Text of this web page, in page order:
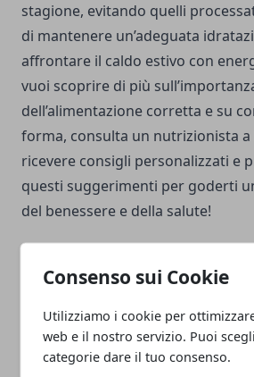
Consenso sui Cookie
Utilizziamo i cookie per
web e il nostro servizio. Puoi
categorie dare il tuo consenso.
stagione, evitando quelli
di mantenere un’adeguata
affrontare il caldo estivo con
vuoi scoprire di più
dell’alimentazione corretta e su
forma, consulta un nutrizionista a
ricevere consigli personalizzati e
questi suggerimenti per goderti
del benessere e della salute!
FacebookTwitterWhatsapp